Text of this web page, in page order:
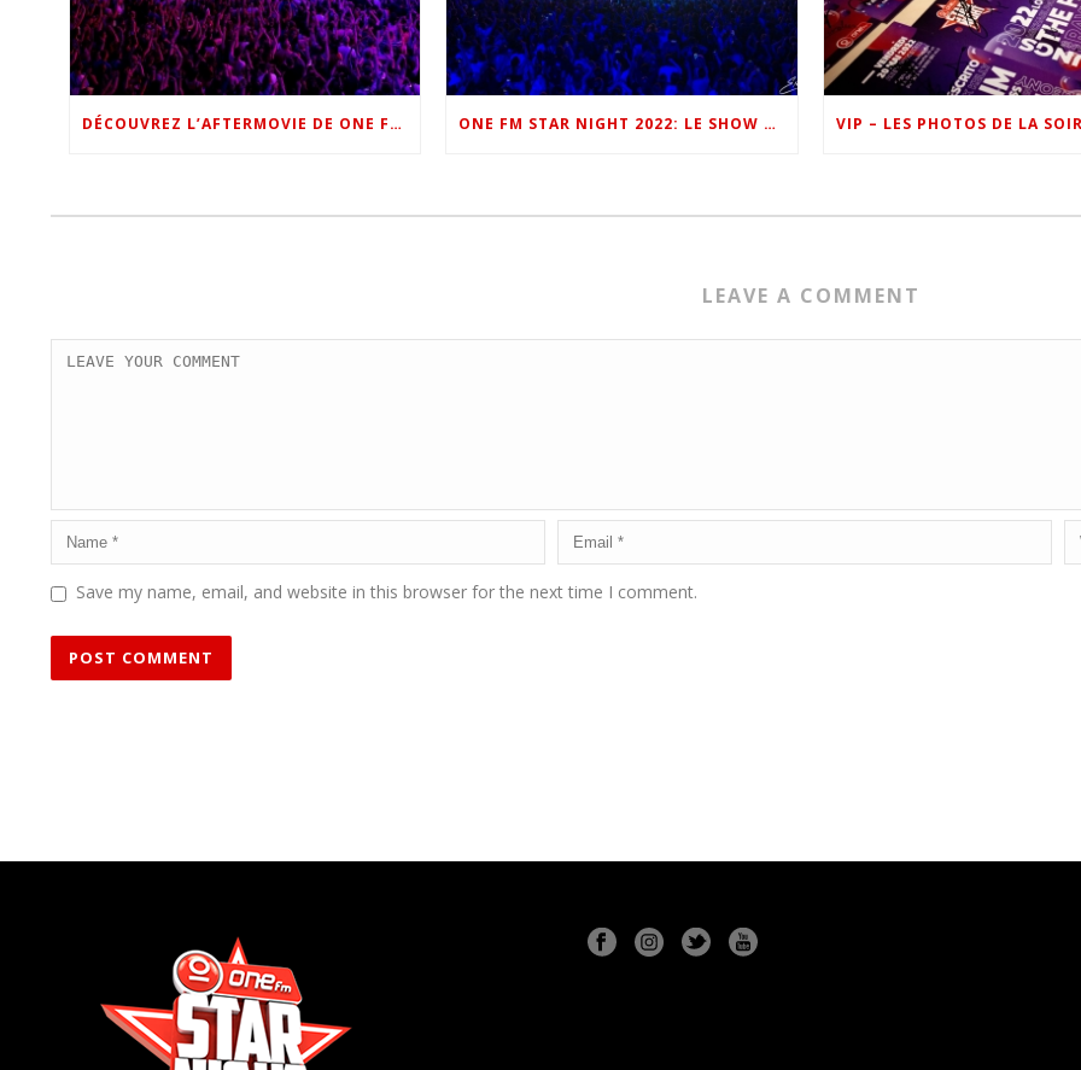
DÉCOUVREZ L’AFTERMOVIE DE ONE FM STAR NIGHT 2022 ! ONE FM STAR NIGHT 2022: LE SHOW EN IMAGES
LEAVE A COMMENT
Save my name, email, and website in this browser for the next time I comment.